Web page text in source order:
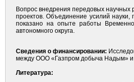
Вопрос внедрения передовых научных
проектов. Объединение усилий науки,
показано на опыте работы
автономного округа.
Сведения о финансировании:
между ООО «Газпром добыча Надым»
Литература: